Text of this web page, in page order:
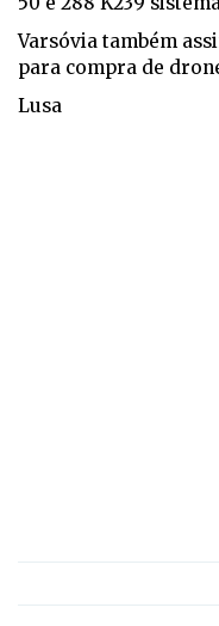
Varsóvia também
para compra de
Lusa